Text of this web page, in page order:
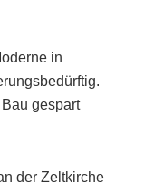
in
gespart
der Zeltkirche